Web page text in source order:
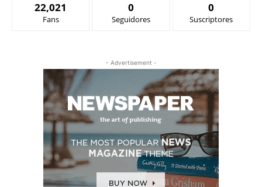
22,021
Fans
0
Seguidores
0
Suscriptores
- Advertisement -